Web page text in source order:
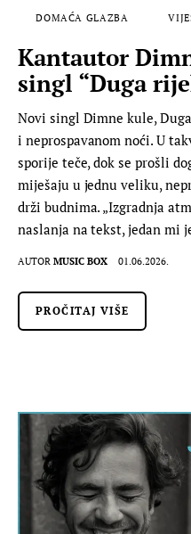
DOMAĆA GLAZBA
Kantautor
singl “Duga
Novi singl Dimne kule,
i neprospavanom noći. U
sporije teče, dok se prošli
miješaju u jednu veliku,
drži budnima. „Izgradnja
naslanja na tekst, jedan mi
AUTOR MUSIC BOX 01.06.2026.
PROČITAJ VIŠE